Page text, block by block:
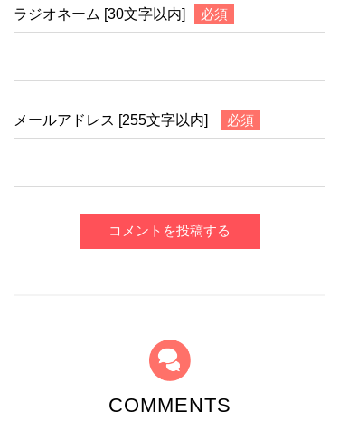
ラジオネーム [30文字以内] 必須
メールアドレス [255文字以内] 必須
コメントを投稿する
COMMENTS